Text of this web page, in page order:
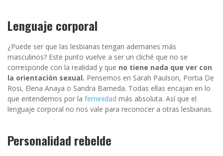
Lenguaje corporal
¿Puede ser que las lesbianas tengan ademanes más
masculinos? Este punto vuelve a ser un cliché que no se
corresponde con la realidad y que no tiene nada que ver con
la orientación sexual. Pensemos en Sarah Paulson, Portia De
Rosi, Elena Anaya o Sandra Barneda. Todas ellas encajan en lo
que entendemos por la feminidad más absoluta. Así que el
lenguaje corporal no nos vale para reconocer a otras lesbianas.
Personalidad rebelde